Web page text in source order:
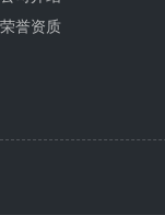
荣誉资质